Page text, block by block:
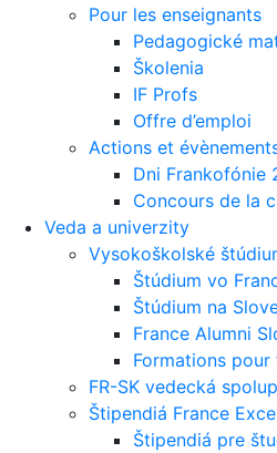
Pour les enseignants
Pedagogické
Školenia
IF Profs
Offre d’emploi
Actions et
Dni Frankofónie
Concours de la
Veda a univerzity
Vysokoškolské
Štúdium vo
Štúdium na
France Alumni
Formations
FR-SK vedecká
Štipendiá France
Štipendiá pre